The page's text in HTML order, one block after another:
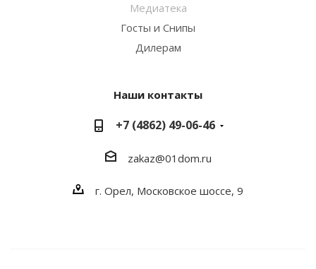
Медиатека
Госты и Снипы
Дилерам
Наши контакты
+7 (4862) 49-06-46
zakaz@01dom.ru
г. Орел, Московское шоссе, 9